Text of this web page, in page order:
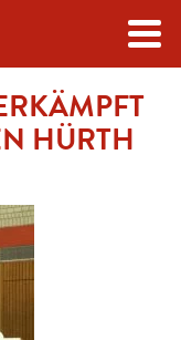
HÜRTH